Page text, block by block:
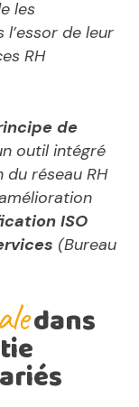
les
de leur
RH
de
outil intégré
du réseau RH
ISO
(Bureau
dans